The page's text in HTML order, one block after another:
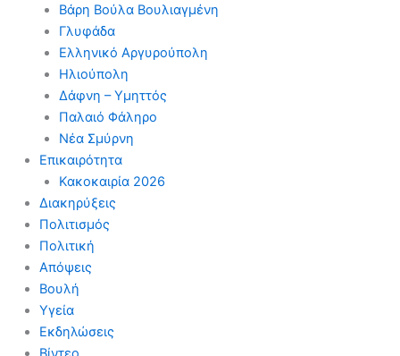
Βάρη Βούλα Βουλιαγμένη
Γλυφάδα
Ελληνικό Αργυρούπολη
Ηλιούπολη
Δάφνη – Υμηττός
Παλαιό Φάληρο
Νέα Σμύρνη
Επικαιρότητα
Κακοκαιρία 2026
Διακηρύξεις
Πολιτισμός
Πολιτική
Απόψεις
Βουλή
Υγεία
Εκδηλώσεις